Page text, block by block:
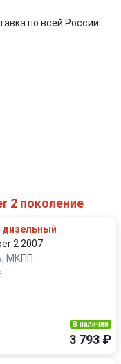
по всей России.
2 поколение
дизельный
2 2007
МКПП
В наличии
3 793 ₽